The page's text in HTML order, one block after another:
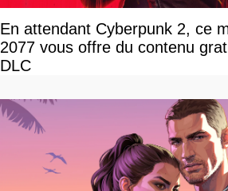
En attendant Cyberpunk 2, ce
2077 vous offre du contenu
DLC